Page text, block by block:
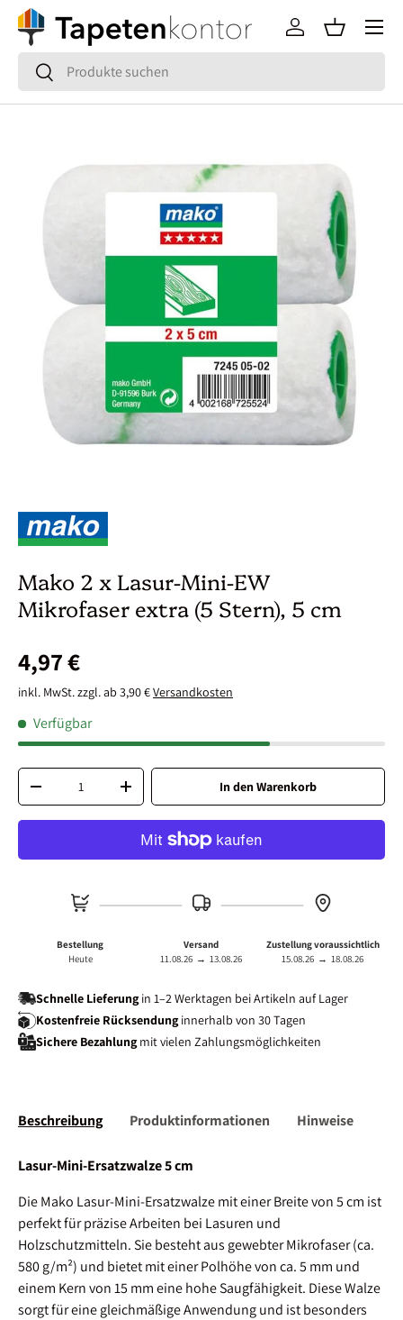
Direkt zum Inhalt
Suchen
Suchen
Einloggen
Menü
Mako 2 x Lasur-Mini-EW
Mikrofaser extra (5 Stern), 5 cm
4,97 €
inkl. MwSt. zzgl. ab 3,90 €Versandkosten
Verfügbar
Anzahl
-
+ In den Warenkorb
Bestellung
Heute
Versand
11.08.26 → 13.08.26
Zustellung voraussichtlich
15.08.26 → 18.08.26
Schnelle Lieferungin 1–2 Werktagen bei Artikeln auf Lager
Kostenfreie Rücksendunginnerhalb von 30 Tagen
Sichere Bezahlungmit vielen Zahlungsmöglichkeiten
Beschreibung Produktinformationen Hinweise
Lasur-Mini-Ersatzwalze 5 cm
Die Mako Lasur-Mini-Ersatzwalze mit einer Breite von 5 cm ist
perfekt für präzise Arbeiten bei Lasuren und
Holzschutzmitteln. Sie besteht aus gewebter Mikrofaser (ca.
580 g/m²) und bietet mit einer Polhöhe von ca. 5 mm und
einem Kern von 15 mm eine hohe Saugfähigkeit. Diese Walze
sorgt für eine gleichmäßige Anwendung und ist besonders